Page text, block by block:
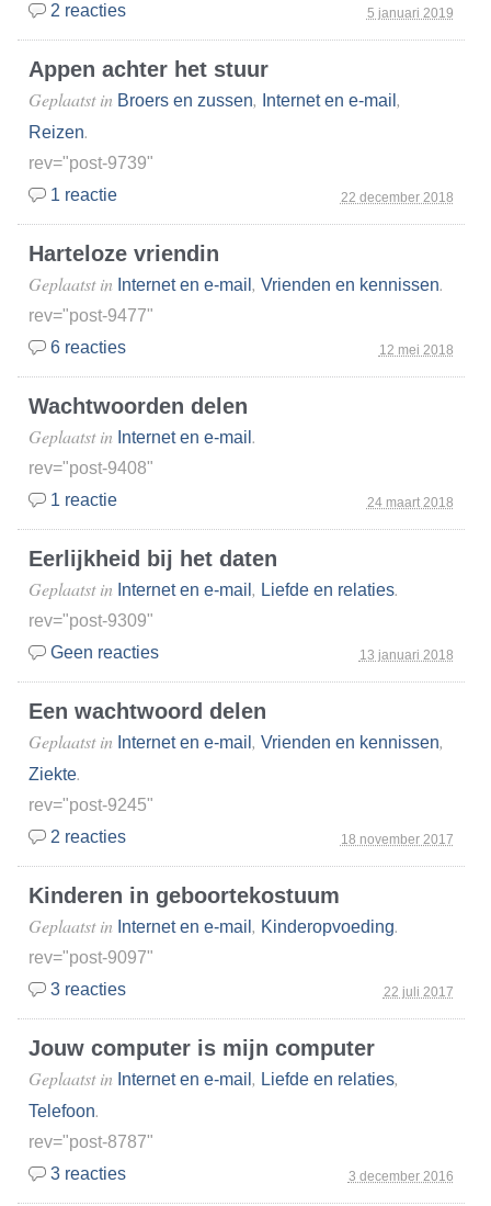
5 januari 2019
2 reacties
Appen achter het stuur
22 december 2018
Geplaatst in Broers en zussen, Internet en e-mail ,
Reizen.
rev="post-9739"
1 reactie
Harteloze vriendin
12 mei 2018
Geplaatst in Internet en e-mail , Vrienden en kennissen.
rev="post-9477"
6 reacties
Wachtwoorden delen
24 maart 2018
Geplaatst in Internet en e-mail .
rev="post-9408"
1 reactie
Eerlijkheid bij het daten
13 januari 2018
Geplaatst in Internet en e-mail , Liefde en relaties.
rev="post-9309"
Geen reacties
Een wachtwoord delen
18 november 2017
Geplaatst in Internet en e-mail , Vrienden en kennissen,
Ziekte.
rev="post-9245"
2 reacties
Kinderen in geboortekostuum
22 juli 2017
Geplaatst in Internet en e-mail , Kinderopvoeding.
rev="post-9097"
3 reacties
Jouw computer is mijn computer
3 december 2016
Geplaatst in Internet en e-mail , Liefde en relaties,
Telefoon.
rev="post-8787"
3 reacties